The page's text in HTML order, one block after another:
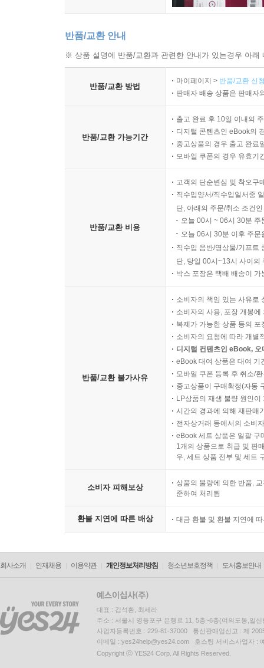
반품/교환 안내
※ 상품 설명에 반품/교환과 관련한 안내가 있는경우 아
반품/교환 방법
마이페이지 > 반품/교환 신
판매자 배송 상품은 판매자
반품/교환 가능기간
출고 완료 후 10일 이내의
디지털 콘텐츠인 eBook의
중고상품의 경우 출고 완료
모바일 쿠폰의 경우 유효기
반품/교환 비용
고객의 단순변심 및 착오구
직수입양서/직수입일서중
단, 아래의 주문/취소 조건
오늘 00시 ~ 06시 30분
오늘 06시 30분 이후 주
직수입 음반/영상물/기프트
단, 당일 00시~13시 사이의
박스 포장은 택배 배송이
반품/교환 불가사유
소비자의 책임 있는 사유로
소비자의 사용, 포장 개봉
복제가 가능한 상품 등의
소비자의 요청에 따라 개별
디지털 컨텐츠인 eBook,
eBook 대여 상품은 대여 기
모바일 쿠폰 등록 후 취소/
중고상품이 구매확정(자동
LP상품의 재생 불량 원인
시간의 경과에 의해 재판매
전자상거래 등에서의 소비
eBook 세트 상품은 일괄 구
1개의 상품으로 취급 및 판
우, 세트 상품 전부 및 세트
소비자 피해보상
상품의 불량에 의한 반품,
준하여 처리됨
환불 지연에 따른 배상 대금 환불 및 환불 지연에
회사소개 인재채용 이용약관 개인정보처리방침 청소년보호정책 도서홍보안내
대표 : 김석환, 최세라
주소 : 서울시 영등포구 은행로 11, 5층~6층(여의도동,일신
사업자등록번호 : 229-81-37000 통신판매업신고 : 제
이메일 : yes24help@yes24.com 호스팅 서비스사업자 :
Copyright ⓒ YES24 Corp. All Rights Reserved.